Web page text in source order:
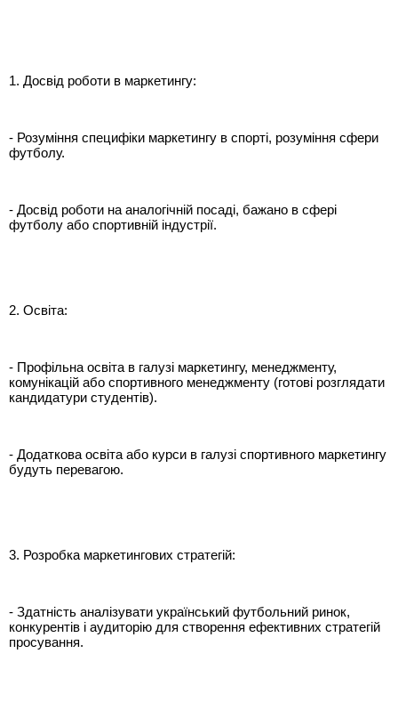
1. Досвід роботи в маркетингу:
- Розуміння специфіки маркетингу в спорті, розуміння сфери
футболу.
- Досвід роботи на аналогічній посаді, бажано в сфері
футболу або спортивній індустрії.
2. Освіта:
- Профільна освіта в галузі маркетингу, менеджменту,
комунікацій або спортивного менеджменту (готові розглядати
кандидатури студентів).
- Додаткова освіта або курси в галузі спортивного маркетингу
будуть перевагою.
3. Розробка маркетингових стратегій:
- Здатність аналізувати український футбольний ринок,
конкурентів і аудиторію для створення ефективних стратегій
просування.